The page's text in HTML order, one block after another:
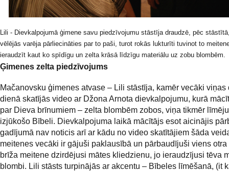
Lili - Dievkalpojumā ģimene savu piedzīvojumu stāstīja draudzē, pēc
vēlējās varēja pārliecināties par to paši, turot rokās lukturīti tuvinot to
ieraudzīt kaut ko spīdīgu un zelta krāsā līdzīgu materiālu uz zobu blombēm.
Ģimenes zelta piedzīvojums
Mačanovsku ģimenes atvase – Lili stāstīja, kamēr vecāki viņas
dienā skatījās video ar Džona Arnota dievkalpojumu, kurā
par Dieva brīnumiem – zelta blombēm zobos, viņa tikmēr
izjūkošo Bībeli. Dievkalpojuma laikā mācītājs esot aicinājis
gadījumā nav noticis arī ar kādu no video skatītājiem šāda
meitenes vecāki ir gājuši paklausībā un pārbaudījuši viens otra
brīža meitene dzirdējusi mātes kliedzienu, jo ieraudzījusi tēva
blombi. Lili stāsts turpinājās ar akcentu – Bībeles līmēšanā, (it